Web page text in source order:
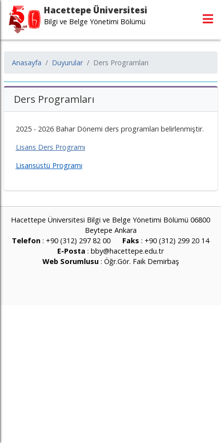
Hacettepe Üniversitesi
Bilgi ve Belge Yönetimi Bölümü
Anasayfa Duyurular Ders Programları
Ders Programları
2025 - 2026 Bahar Dönemi ders programları belirlenmiştir.
Lisans Ders Programı
Lisansüstü Programı
Hacettepe Üniversitesi Bilgi ve Belge Yönetimi Bölümü 06800
Beytepe Ankara
Telefon : +90 (312) 297 82 00 Faks : +90 (312) 299 20 14
E-Posta : bby@hacettepe.edu.tr
Web Sorumlusu: Öğr.Gör. Faik Demirbaş